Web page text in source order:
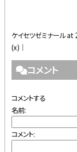
ケイセツゼミナール
(x)│
コメント
コメントする
名前:
コメント: